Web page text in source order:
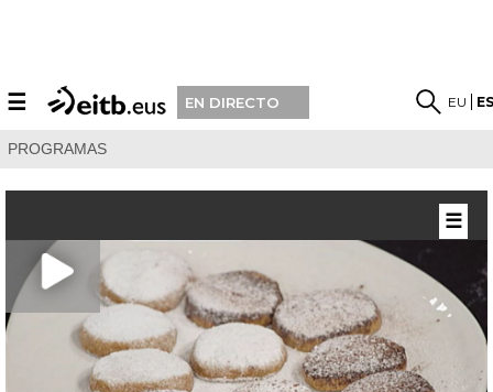
☰ EN DIRECTO EU
PROGRAMAS
☰